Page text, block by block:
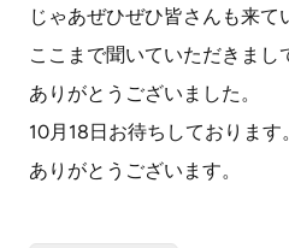
じゃあぜひぜひ皆さんも来て
ここまで聞いていただきまし
ありがとうございました。
10月18日お待ちしております。
ありがとうございます。